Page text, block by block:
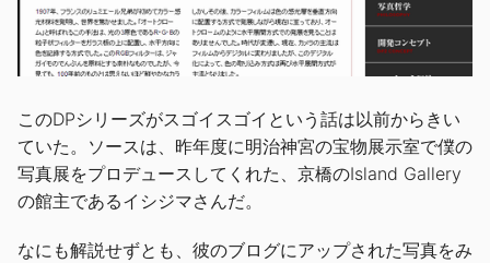
このDPシリーズがスゴイスゴイという話は以前からきい
ていた。ソースは、昨年度に明治神宮の宝物展示室で僕の
写真展をプロデュースしてくれた、京橋のIsland Gallery
の館主であるイシジマさんだ。
なにも解説せずとも、彼のブログにアップされた写真をみ